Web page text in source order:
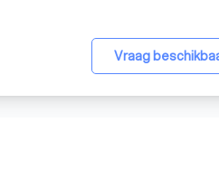
Vraag